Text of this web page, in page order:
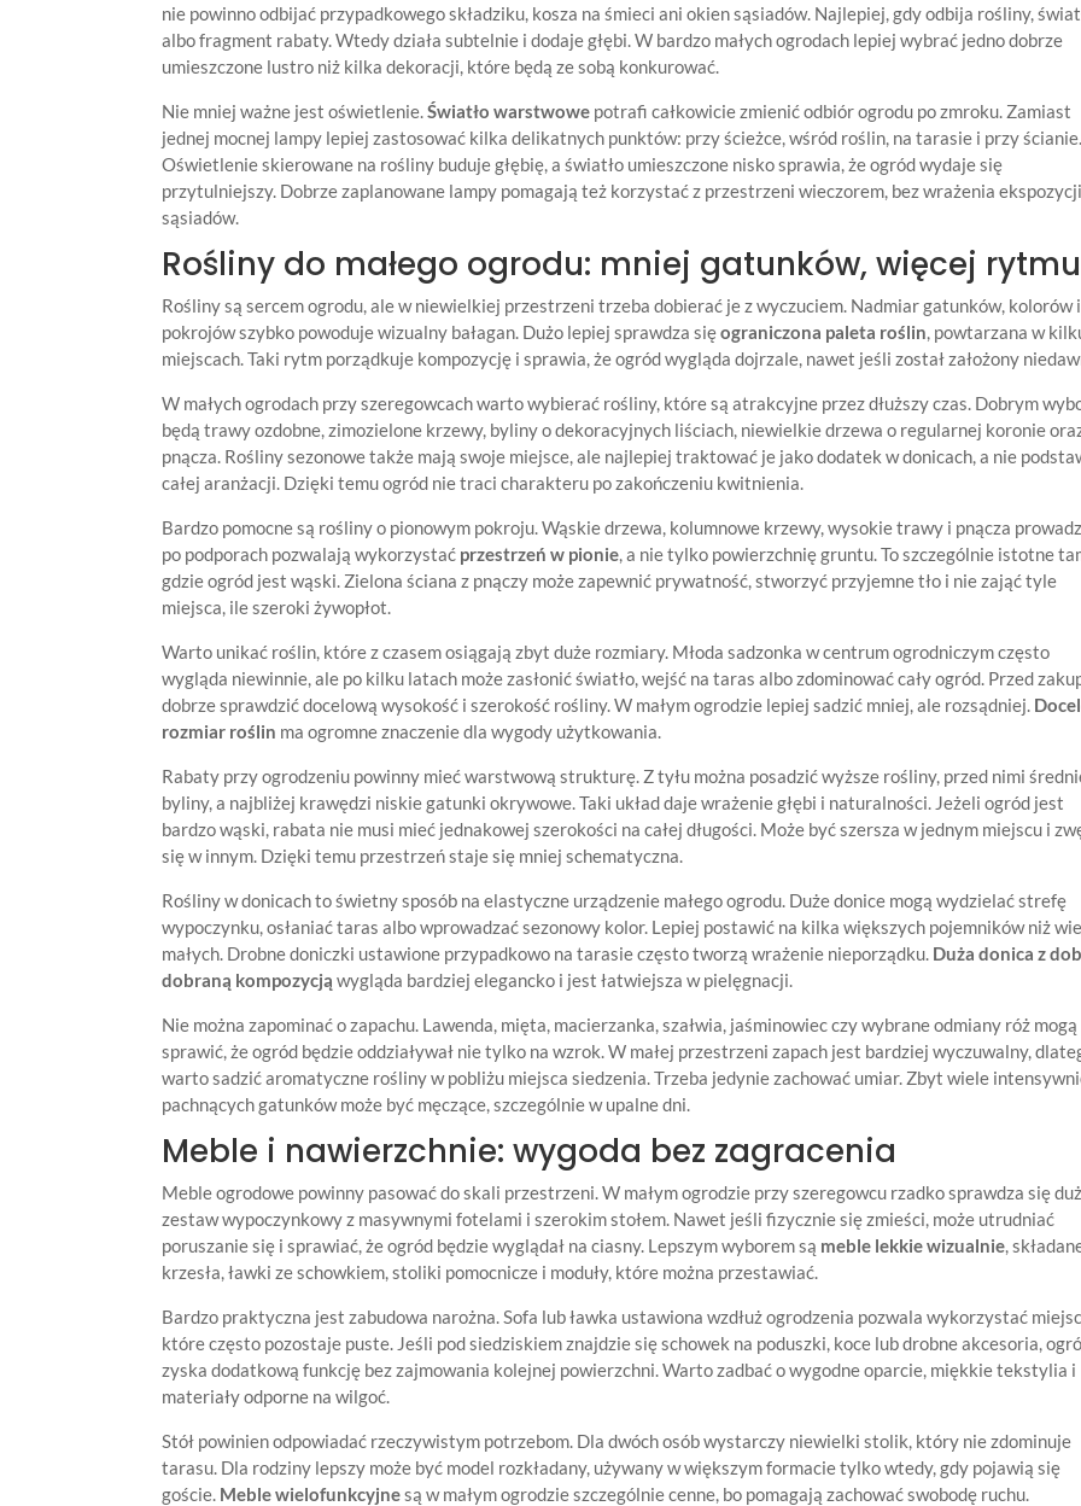
nie powinno odbijać przypadkowego składziku, kosza na śmieci ani okien sąsiadów. Najlepiej, gdy odbija rośliny,
albo fragment rabaty. Wtedy działa subtelnie i dodaje głębi. W bardzo małych ogrodach lepiej wybrać jedno dobrze
umieszczone lustro niż kilka dekoracji, które będą ze sobą konkurować.
Nie mniej ważne jest oświetlenie.Światło warstwowe potrafi całkowicie zmienić odbiór ogrodu po zmroku. Zamiast
jednej mocnej lampy lepiej zastosować kilka delikatnych punktów: przy ścieżce, wśród roślin, na tarasie i przy ścianie.
Oświetlenie skierowane na rośliny buduje głębię, a światło umieszczone nisko sprawia, że ogród wydaje się
przytulniejszy. Dobrze zaplanowane lampy pomagają też korzystać z przestrzeni wieczorem, bez wrażenia
sąsiadów.
Rośliny do małego ogrodu: mniej gatunków, więcej rytmu
Rośliny są sercem ogrodu, ale w niewielkiej przestrzeni trzeba dobierać je z wyczuciem. Nadmiar gatunków, kolorów i
pokrojów szybko powoduje wizualny bałagan. Dużo lepiej sprawdza sięograniczona paleta roślin, powtarzana w
miejscach. Taki rytm porządkuje kompozycję i sprawia, że ogród wygląda dojrzale, nawet jeśli został założony
W małych ogrodach przy szeregowcach warto wybierać rośliny, które są atrakcyjne przez dłuższy czas. Dobrym
będą trawy ozdobne, zimozielone krzewy, byliny o dekoracyjnych liściach, niewielkie drzewa o regularnej koronie
pnącza. Rośliny sezonowe także mają swoje miejsce, ale najlepiej traktować je jako dodatek w donicach, a nie
całej aranżacji. Dzięki temu ogród nie traci charakteru po zakończeniu kwitnienia.
Bardzo pomocne są rośliny o pionowym pokroju. Wąskie drzewa, kolumnowe krzewy, wysokie trawy i pnącza
po podporach pozwalają wykorzystać przestrzeń w pionie, a nie tylko powierzchnię gruntu. To szczególnie istotne
gdzie ogród jest wąski. Zielona ściana z pnączy może zapewnić prywatność, stworzyć przyjemne tło i nie zająć tyle
miejsca, ile szeroki żywopłot.
Warto unikać roślin, które z czasem osiągają zbyt duże rozmiary. Młoda sadzonka w centrum ogrodniczym często
wygląda niewinnie, ale po kilku latach może zasłonić światło, wejść na taras albo zdominować cały ogród. Przed
dobrze sprawdzić docelową wysokość i szerokość rośliny. W małym ogrodzie lepiej sadzić mniej, ale rozsądniej.
rozmiar roślin ma ogromne znaczenie dla wygody użytkowania.
Rabaty przy ogrodzeniu powinny mieć warstwową strukturę. Z tyłu można posadzić wyższe rośliny, przed nimi
byliny, a najbliżej krawędzi niskie gatunki okrywowe. Taki układ daje wrażenie głębi i naturalności. Jeżeli ogród jest
bardzo wąski, rabata nie musi mieć jednakowej szerokości na całej długości. Może być szersza w jednym miejscu i
się w innym. Dzięki temu przestrzeń staje się mniej schematyczna.
Rośliny w donicach to świetny sposób na elastyczne urządzenie małego ogrodu. Duże donice mogą wydzielać strefę
wypoczynku, osłaniać taras albo wprowadzać sezonowy kolor. Lepiej postawić na kilka większych pojemników niż
małych. Drobne doniczki ustawione przypadkowo na tarasie często tworzą wrażenie nieporządku. Duża donica z
dobraną kompozycją wygląda bardziej elegancko i jest łatwiejsza w pielęgnacji.
Nie można zapominać o zapachu. Lawenda, mięta, macierzanka, szałwia, jaśminowiec czy wybrane odmiany róż mogą
sprawić, że ogród będzie oddziaływał nie tylko na wzrok. W małej przestrzeni zapach jest bardziej wyczuwalny,
warto sadzić aromatyczne rośliny w pobliżu miejsca siedzenia. Trzeba jedynie zachować umiar. Zbyt wiele
pachnących gatunków może być męczące, szczególnie w upalne dni.
Meble i nawierzchnie: wygoda bez zagracenia
Meble ogrodowe powinny pasować do skali przestrzeni. W małym ogrodzie przy szeregowcu rzadko sprawdza się
zestaw wypoczynkowy z masywnymi fotelami i szerokim stołem. Nawet jeśli fizycznie się zmieści, może utrudniać
poruszanie się i sprawiać, że ogród będzie wyglądał na ciasny. Lepszym wyborem są meble lekkie wizualnie,
krzesła, ławki ze schowkiem, stoliki pomocnicze i moduły, które można przestawiać.
Bardzo praktyczna jest zabudowa narożna. Sofa lub ławka ustawiona wzdłuż ogrodzenia pozwala wykorzystać
które często pozostaje puste. Jeśli pod siedziskiem znajdzie się schowek na poduszki, koce lub drobne akcesoria,
zyska dodatkową funkcję bez zajmowania kolejnej powierzchni. Warto zadbać o wygodne oparcie, miękkie tekstylia i
materiały odporne na wilgoć.
Stół powinien odpowiadać rzeczywistym potrzebom. Dla dwóch osób wystarczy niewielki stolik, który nie zdominuje
tarasu. Dla rodziny lepszy może być model rozkładany, używany w większym formacie tylko wtedy, gdy pojawią się
goście. Meble wielofunkcyjnesą w małym ogrodzie szczególnie cenne, bo pomagają zachować swobodę ruchu.